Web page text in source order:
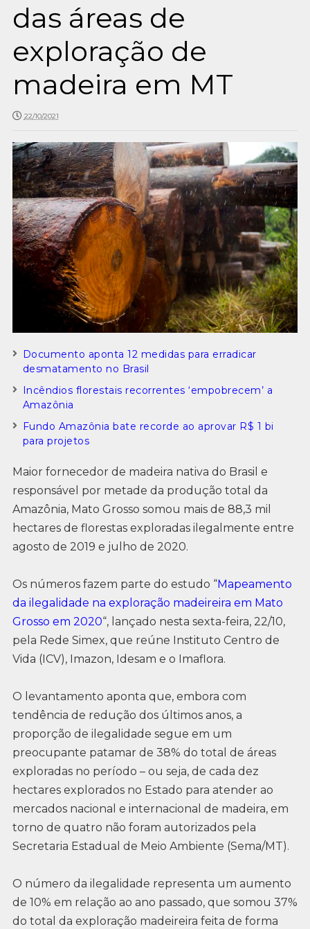
das áreas de
exploração de
madeira em MT
22/10/2021
Documento aponta 12 medidas para erradicar
desmatamento no Brasil
Incêndios florestais recorrentes ‘empobrecem’ a
Amazônia
Fundo Amazônia bate recorde ao aprovar R$ 1 bi
para projetos
Maior fornecedor de madeira nativa do Brasil e
responsável por metade da produção total da
Amazônia, Mato Grosso somou mais de 88,3 mil
hectares de florestas exploradas ilegalmente entre
agosto de 2019 e julho de 2020.
Os números fazem parte do estudo “Mapeamento
da ilegalidade na exploração madeireira em Mato
Grosso em 2020“, lançado nesta sexta-feira, 22/10,
pela Rede Simex, que reúne Instituto Centro de
Vida (ICV), Imazon, Idesam e o Imaflora.
O levantamento aponta que, embora com
tendência de redução dos últimos anos, a
proporção de ilegalidade segue em um
preocupante patamar de 38% do total de áreas
exploradas no período – ou seja, de cada dez
hectares explorados no Estado para atender ao
mercados nacional e internacional de madeira, em
torno de quatro não foram autorizados pela
Secretaria Estadual de Meio Ambiente (Sema/MT).
O número da ilegalidade representa um aumento
de 10% em relação ao ano passado, que somou 37%
do total da exploração madeireira feita de forma